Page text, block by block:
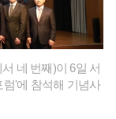
네 번째)이 6일 서
'에 참석해 기념사